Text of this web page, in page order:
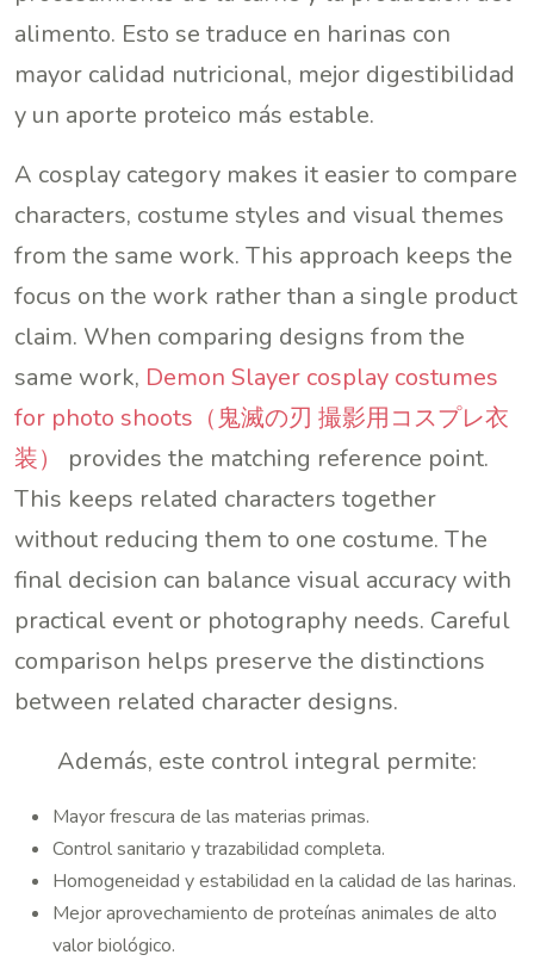
alimento. Esto se traduce en harinas con
mayor calidad nutricional, mejor digestibilidad
y un aporte proteico más estable.
A cosplay category makes it easier to compare
characters, costume styles and visual themes
from the same work. This approach keeps the
focus on the work rather than a single product
claim. When comparing designs from the
same work, Demon Slayer cosplay costumes
for photo shoots（鬼滅の刃 撮影用コスプレ衣
装）
provides the matching reference point.
This keeps related characters together
without reducing them to one costume. The
final decision can balance visual accuracy with
practical event or photography needs. Careful
comparison helps preserve the distinctions
between related character designs.
Además, este control integral permite:
Mayor frescura de las materias primas.
Control sanitario y trazabilidad completa.
Homogeneidad y estabilidad en la calidad de las harinas.
Mejor aprovechamiento de proteínas animales de alto
valor biológico.